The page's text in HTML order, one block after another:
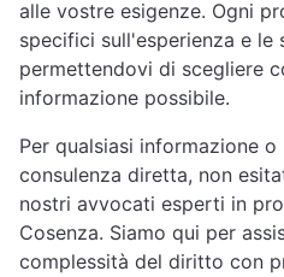
alle vostre esigenze. Ogni
specifici sull'esperienza e le
permettendovi di scegliere
informazione possibile.
Per qualsiasi informazione
consulenza diretta, non
nostri avvocati esperti in
Cosenza. Siamo qui per
complessità del diritto con